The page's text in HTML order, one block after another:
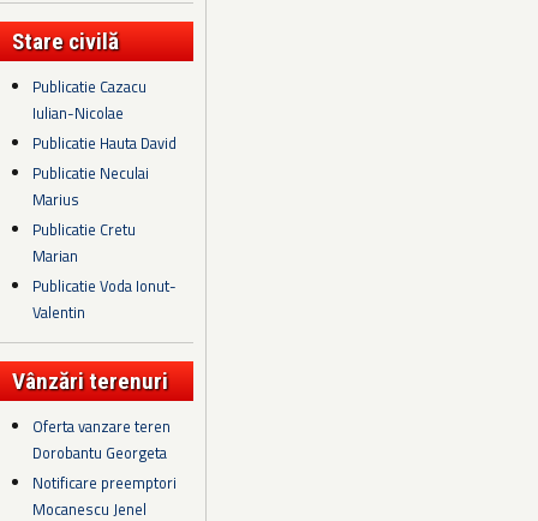
Stare civilă
Publicatie Cazacu
Iulian-Nicolae
Publicatie Hauta David
Publicatie Neculai
Marius
Publicatie Cretu
Marian
Publicatie Voda Ionut-
Valentin
Vânzări terenuri
Oferta vanzare teren
Dorobantu Georgeta
Notificare preemptori
Mocanescu Jenel